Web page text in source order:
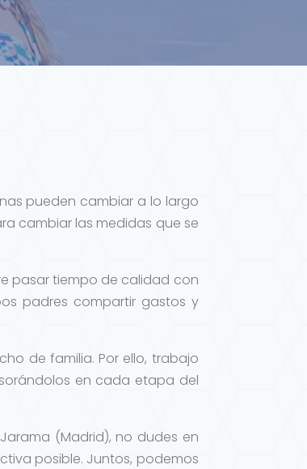
pueden cambiar a lo largo
cambiar las medidas que se
pasar tiempo de calidad con
padres compartir gastos y
de familia. Por ello, trabajo
en cada etapa del
(Madrid), no dudes en
posible. Juntos, podemos